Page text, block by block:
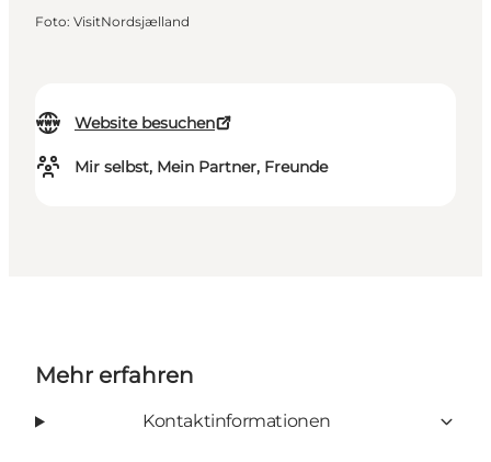
Website besuchen
Mir selbst, Mein Partner, Freunde
Foto: VisitNordsjælland
Mehr erfahren
Kontaktinformationen